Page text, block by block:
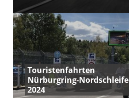
Touristenfahrten
Nürburgring-Nordschleife
2024